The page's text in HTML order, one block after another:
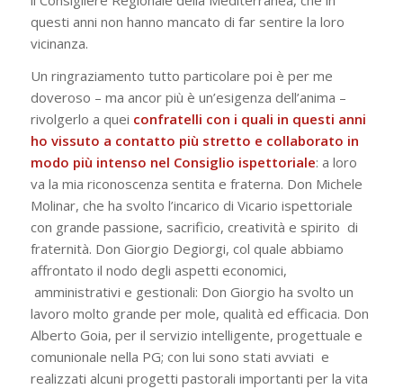
questi anni non hanno mancato di far sentire la loro
vicinanza.
Un ringraziamento tutto particolare poi è per me
doveroso – ma ancor più è un’esigenza dell’anima –
rivolgerlo a quei confratelli con i quali in questi anni
ho vissuto a contatto più stretto e collaborato in
modo più intenso nel Consiglio ispettoriale: a loro
va la mia riconoscenza sentita e fraterna. Don Michele
Molinar, che ha svolto l’incarico di Vicario ispettoriale
con grande passione, sacrificio, creatività e spirito di
fraternità. Don Giorgio Degiorgi, col quale abbiamo
affrontato il nodo degli aspetti economici,
amministrativi e gestionali: Don Giorgio ha svolto un
lavoro molto grande per mole, qualità ed efficacia. Don
Alberto Goia, per il servizio intelligente, progettuale e
comunionale nella PG; con lui sono stati avviati e
realizzati alcuni progetti pastorali importanti per la vita